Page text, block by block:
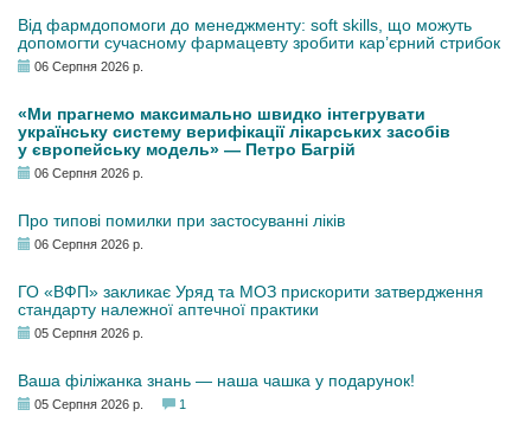
Від фармдопомоги до менеджменту: soft skills, що можуть
допомогти сучасному фармацевту зробити кар’єрний стрибок
06 Серпня 2026 р.
«Ми прагнемо максимально швидко інтегрувати
українську систему верифікації лікарських засобів
у європейську модель» — Петро Багрій
06 Серпня 2026 р.
Про типові помилки при застосуванні ліків
06 Серпня 2026 р.
ГО «ВФП» закликає Уряд та МОЗ прискорити затвердження
стандарту належної аптечної практики
05 Серпня 2026 р.
Ваша філіжанка знань — наша чашка у подарунок!
05 Серпня 2026 р. 1